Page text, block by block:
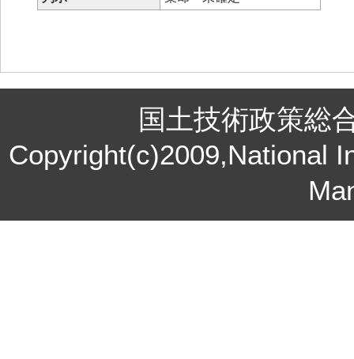
国土技術政策
Copyright(c)2009,National